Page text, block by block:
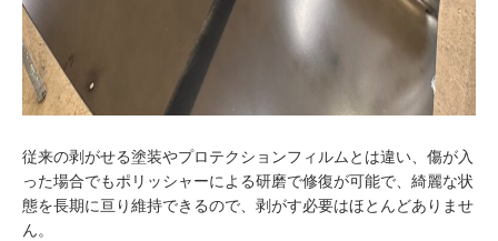
従来の剥がせる塗装やプロテクションフィルムとは違い、傷が入
った場合でもポリッシャーによる研磨で修復が可能で、綺麗な状
態を長期に亘り維持できるので、剥がす必要はほとんどありませ
ん。